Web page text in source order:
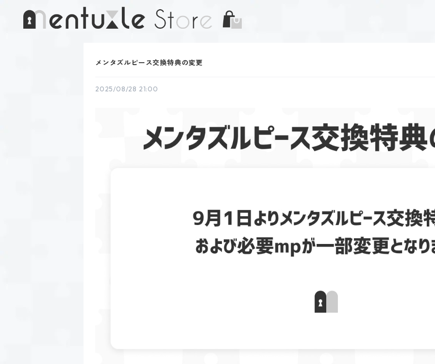
メンタズルピース交換特典の変更
2025/08/28 21:00